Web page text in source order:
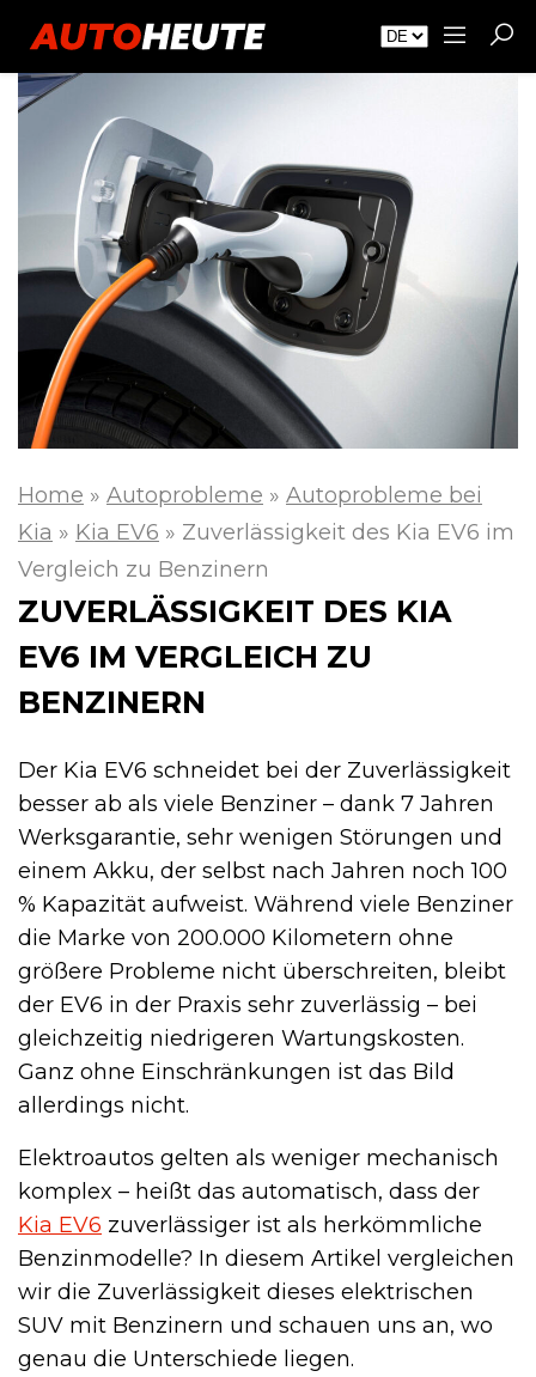
Home » Autoprobleme » Autoprobleme bei
Kia » Kia EV6 » Zuverlässigkeit des Kia EV6 im
Vergleich zu Benzinern
ZUVERLÄSSIGKEIT DES KIA
EV6 IM VERGLEICH ZU
BENZINERN
Der Kia EV6 schneidet bei der Zuverlässigkeit
besser ab als viele Benziner – dank 7 Jahren
Werksgarantie, sehr wenigen Störungen und
einem Akku, der selbst nach Jahren noch 100
% Kapazität aufweist. Während viele Benziner
die Marke von 200.000 Kilometern ohne
größere Probleme nicht überschreiten, bleibt
der EV6 in der Praxis sehr zuverlässig – bei
gleichzeitig niedrigeren Wartungskosten.
Ganz ohne Einschränkungen ist das Bild
allerdings nicht.
Elektroautos gelten als weniger mechanisch
komplex – heißt das automatisch, dass der
Kia EV6 zuverlässiger ist als herkömmliche
Benzinmodelle? In diesem Artikel vergleichen
wir die Zuverlässigkeit dieses elektrischen
SUV mit Benzinern und schauen uns an, wo
genau die Unterschiede liegen.